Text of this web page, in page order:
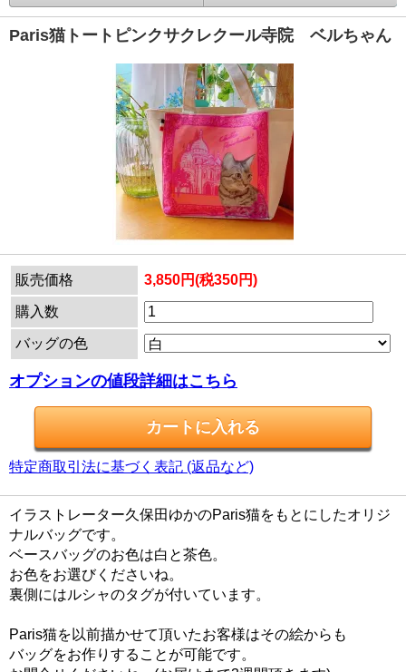
Paris猫トートピンクサクレクール寺院 ベルちゃん
販売価格 3,850円(税350円)
購入数
バッグの色
オプションの値段詳細はこちら
特定商取引法に基づく表記 (返品など)
イラストレーター久保田ゆかのParis猫をもとにしたオリジ
ナルバッグです。
ベースバッグのお色は白と茶色。
お色をお選びくださいね。
裏側にはルシャのタグが付いています。
Paris猫を以前描かせて頂いたお客様はその絵からも
バッグをお作りすることが可能です。